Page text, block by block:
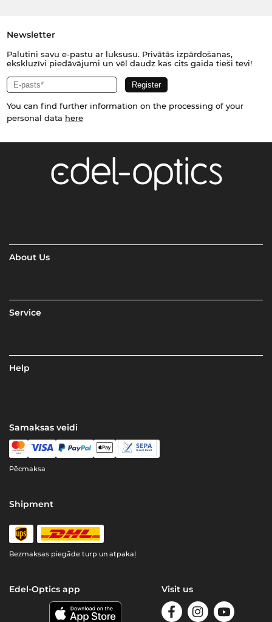
Newsletter
Palutini savu e-pastu ar luksusu. Privātās izpārdošanas,
ekskluzīvi piedāvājumi un vēl daudz kas cits gaida tieši tevi!
You can find further information on the processing of your
personal data here
About Us
Service
Help
Samaksas veidi
Pēcmaksa
Shipment
Bezmaksas piegāde turp un atpakaļ
Edel-Optics app Visit us